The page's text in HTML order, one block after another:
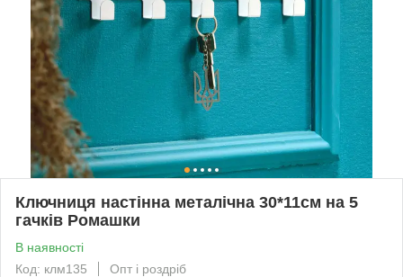
Ключниця настінна металічна 30*11см на 5
гачків Ромашки
В наявності
Код: клм135
Опт і роздріб